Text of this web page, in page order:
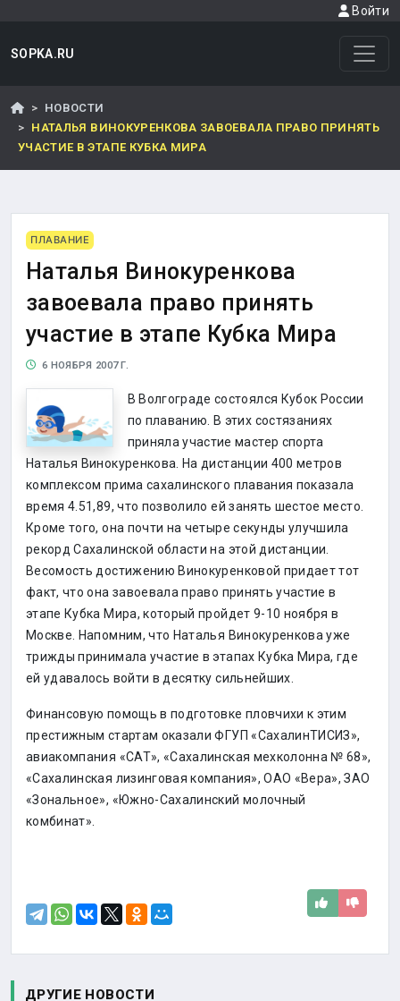
Войти
SOPKA.RU
НОВОСТИ
НАТАЛЬЯ ВИНОКУРЕНКОВА ЗАВОЕВАЛА ПРАВО ПРИНЯТЬ
УЧАСТИЕ В ЭТАПЕ КУБКА МИРА
ПЛАВАНИЕ
Наталья Винокуренкова
завоевала право принять
участие в этапе Кубка Мира
6 НОЯБРЯ 2007 Г.
В Волгограде состоялся Кубок России
по плаванию. В этих состязаниях
приняла участие мастер спорта
Наталья Винокуренкова. На дистанции 400 метров
комплексом прима сахалинского плавания показала
время 4.51,89, что позволило ей занять шестое место.
Кроме того, она почти на четыре секунды улучшила
рекорд Сахалинской области на этой дистанции.
Весомость достижению Винокуренковой придает тот
факт, что она завоевала право принять участие в
этапе Кубка Мира, который пройдет 9-10 ноября в
Москве. Напомним, что Наталья Винокуренкова уже
трижды принимала участие в этапах Кубка Мира, где
ей удавалось войти в десятку сильнейших.
Финансовую помощь в подготовке пловчихи к этим
престижным стартам оказали ФГУП «СахалинТИСИЗ»,
авиакомпания «САТ», «Сахалинская мехколонна № 68»,
«Сахалинская лизинговая компания», ОАО «Вера», ЗАО
«Зональное», «Южно-Сахалинский молочный
комбинат».
ДРУГИЕ НОВОСТИ